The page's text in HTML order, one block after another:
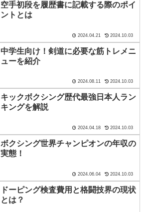
空手初段を履歴書に記載する際のポイ
ントとは
2024.04.21 2024.10.03
中学生向け！剣道に必要な筋トレメニ
ューを紹介
2024.08.11 2024.10.03
キックボクシング歴代最強日本人ラン
キングを解説
2024.04.18 2024.10.03
ボクシング世界チャンピオンの年収の
実態！
2024.06.04 2024.10.03
ドーピング検査費用と格闘技界の現状
とは？